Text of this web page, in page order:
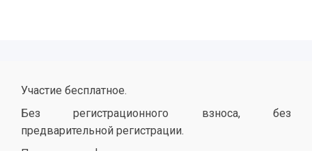
Участие бесплатное.
Без регистрационного взноса, без
предварительной регистрации.